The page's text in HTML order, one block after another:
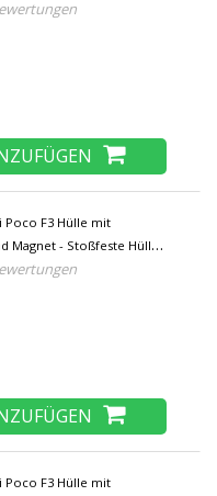
Poco F3 Hülle mit
Magnet - Stoßfeste Hülle
Poco F3 Hülle mit